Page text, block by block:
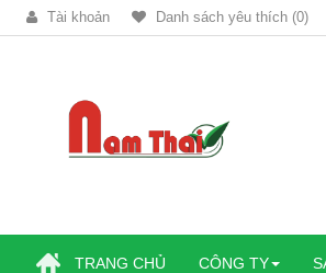
Tài khoản Danh sách yêu thích (0)
TRANG CHỦ CÔNG TY